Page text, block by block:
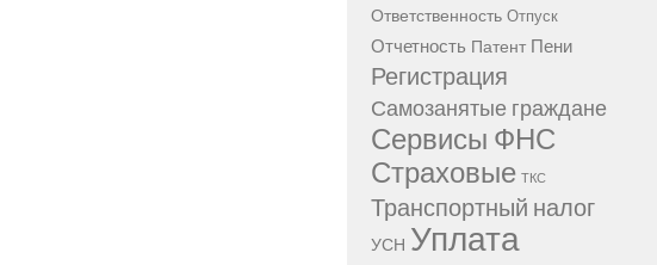
Ответственность Отпуск
Отчетность Патент Пени
Регистрация
Самозанятые граждане
Сервисы ФНС
Страховые ТКС
Транспортный налог
УСН Уплата